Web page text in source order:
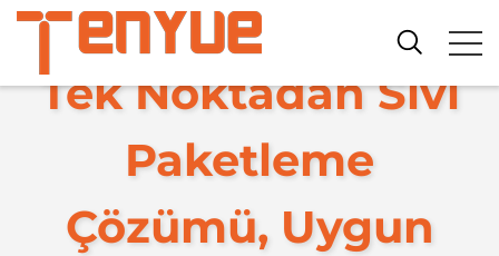
Tek Noktadan Sıvı
Paketleme
Çözümü, Uygun